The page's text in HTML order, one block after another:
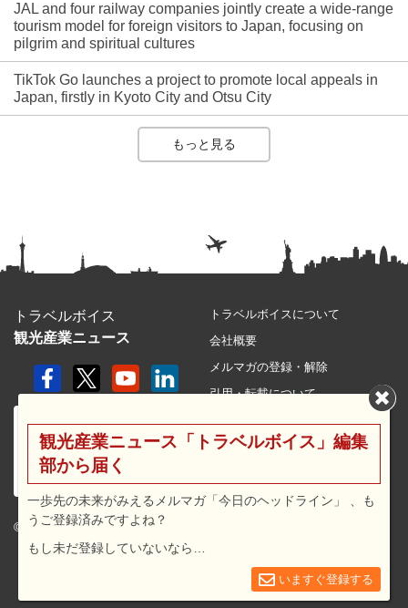
JAL and four railway companies jointly create a wide-range
tourism model for foreign visitors to Japan, focusing on
pilgrim and spiritual cultures
TikTok Go launches a project to promote local appeals in
Japan, firstly in Kyoto City and Otsu City
もっと見る
トラベルボイス
観光産業ニュース
© 2026 travel voice.
トラベルボイスについて
会社概要
メルマガの登録・解除
引用・転載について
利用規約
広告メニュー・料金
観光産業ニュース「トラベルボイス」編集
部から届く
一歩先の未来がみえるメルマガ「今日のヘッドライン」 、も
うご登録済みですよね？
もし未だ登録していないなら…
いますぐ登録する